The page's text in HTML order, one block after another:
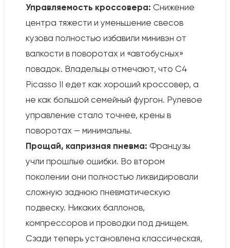
Управляемость кроссовера: Снижение
центра тяжести и уменьшение свесов
кузова полностью избавили минивэн от
валкости в поворотах и «автобусных»
повадок. Владельцы отмечают, что C4
Picasso II едет как хороший кроссовер, а
не как большой семейный фургон. Рулевое
управление стало точнее, крены в
поворотах — минимальны.
Прощай, капризная пневма: Французы
учли прошлые ошибки. Во втором
поколении они полностью ликвидировали
сложную заднюю пневматическую
подвеску. Никаких баллонов,
компрессоров и проводки под днищем.
Сзади теперь установлена классическая,